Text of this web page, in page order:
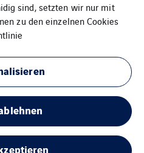
sind, setzten wir nur mit
zu den einzelnen Cookies